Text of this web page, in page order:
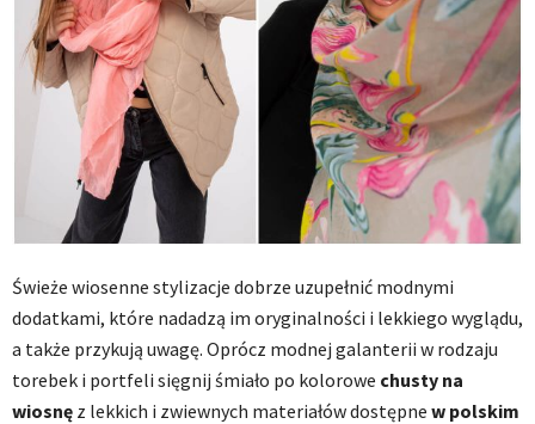
Świeże wiosenne stylizacje dobrze uzupełnić modnymi
dodatkami, które nadadzą im oryginalności i lekkiego wyglądu,
a także przykują uwagę. Oprócz modnej galanterii w rodzaju
torebek i portfeli sięgnij śmiało po kolorowe chusty na
wiosnę z lekkich i zwiewnych materiałów dostępne w polskim